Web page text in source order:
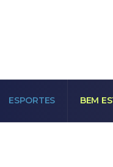
ESPORTES BEM